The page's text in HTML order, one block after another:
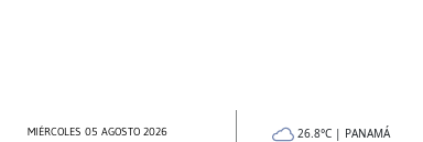
MIÉRCOLES 05 AGOSTO 2026 26.8°C | PANAMÁ